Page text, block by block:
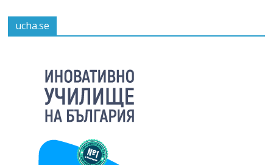
ucha.se